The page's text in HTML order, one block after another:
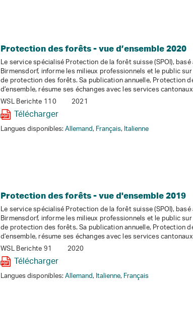
Protection des forêts - vue d’ensemble 2020
Le service spécialisé Protection de la forêt suisse (SPOI), basé
Birmensdorf, informe les milieux professionnels et le public
de protection des forêts. Sa publication annuelle, Protection
d’ensemble, résume ses échanges avec les services
WSL Berichte 110
2021
Télécharger
Langues disponibles:Allemand,Français,Italienne
Protection des forêts - vue d'ensemble 2019
Le service spécialisé Protection de la forêt suisse (SPOI), basé
Birmensdorf, informe les milieux professionnels et le public
de protection des forêts. Sa publication annuelle, Protection
d’ensemble, résume ses échanges avec les services
WSL Berichte 91
2020
Télécharger
Langues disponibles:Allemand,Italienne,Français